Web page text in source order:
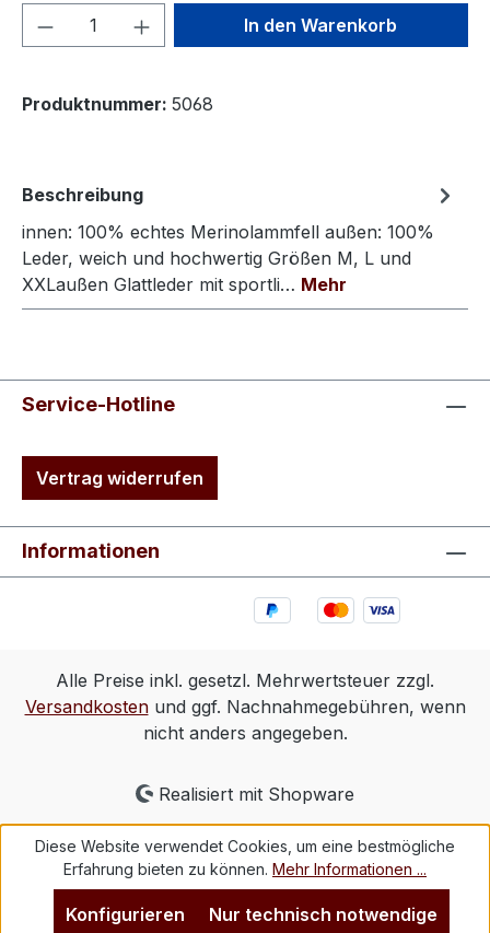
Produkt Anzahl: Gib denIn den Warenkorb
Produktnummer: 5068
Beschreibung
innen: 100% echtes Merinolammfell außen: 100%
Leder, weich und hochwertig Größen M, L und
XXLaußen Glattleder mit sportli… Mehr
Service-Hotline
Vertrag widerrufen
Informationen
Alle Preise inkl. gesetzl. Mehrwertsteuer zzgl.
Versandkostenund ggf. Nachnahmegebühren, wenn
nicht anders angegeben.
Realisiert mit Shopware
Diese Website verwendet Cookies, um eine bestmögliche
Erfahrung bieten zu können. Mehr Informationen ...
Nur technisch notwendige
Konfigurieren